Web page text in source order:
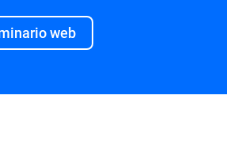
web